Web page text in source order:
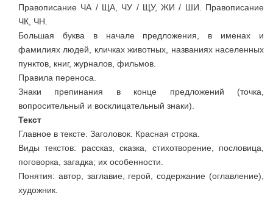
Правописание ЧА / ЩА, ЧУ / ЩУ, ЖИ / ШИ. Правописание
ЧК, ЧН.
Большая буква в начале предложения, в именах и
фамилиях людей, кличках животных, названиях населенных
пунктов, книг, журналов, фильмов.
Правила переноса.
Знаки препинания в конце предложений (точка,
вопросительный и восклицательный знаки).
Текст
Главное в тексте. Заголовок. Красная строка.
Виды текстов: рассказ, сказка, стихотворение, пословица,
поговорка, загадка; их особенности.
Понятия: автор, заглавие, герой, содержание (оглавление),
художник.